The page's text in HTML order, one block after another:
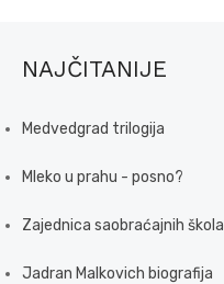
NAJČITANIJE
Medvedgrad trilogija
Mleko u prahu - posno?
Zajednica saobraćajnih škola
Jadran Malkovich biografija